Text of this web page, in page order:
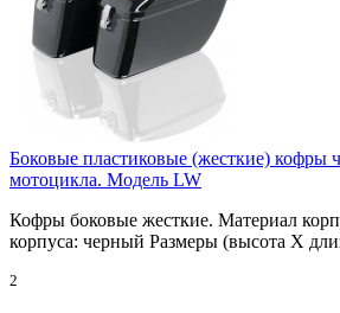
Боковые пластиковые (жесткие) кофры
мотоцикла. Модель LW
Кофры боковые жесткие. Материал
корпуса: черный Размеры (высота X
2